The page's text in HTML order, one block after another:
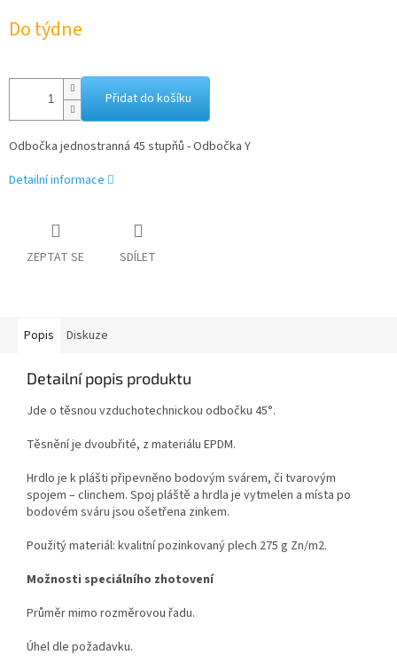
cena:
Do týdne
Přidat do košíku
Odbočka jednostranná 45 stupňů - Odbočka Y
Detailní informace
ZEPTAT SE SDÍLET
Popis Diskuze
Detailní popis produktu
Jde o těsnou vzduchotechnickou odbočku 45°.
Těsnění je dvoubřité, z materiálu EPDM.
Hrdlo je k plášti připevněno bodovým svárem, či tvarovým
spojem – clinchem. Spoj pláště a hrdla je vytmelen a místa po
bodovém sváru jsou ošetřena zinkem.
Použitý materiál: kvalitní pozinkovaný plech 275 g Zn/m2.
Možnosti speciálního zhotovení
Průměr mimo rozměrovou řadu.
Úhel dle požadavku.